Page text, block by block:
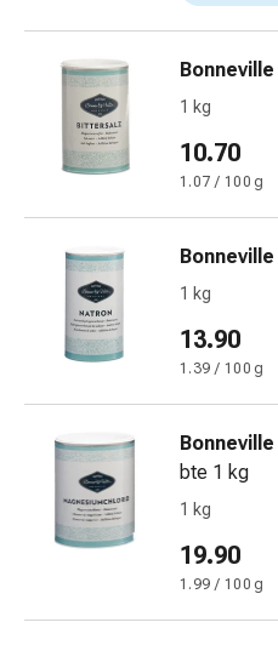
delle
ustioni
elastiche
Compresse
Medicazioni
Bende
Bendaggi
compressivi
Medicazioni
Bende,
nastri
accessori
Bonneville
1 kg
10.70
1.07 / 100 g
Bonneville
1 kg
13.90
1.39 / 100 g
Bonneville
bte 1 kg
1 kg
19.90
1.99 / 100 g